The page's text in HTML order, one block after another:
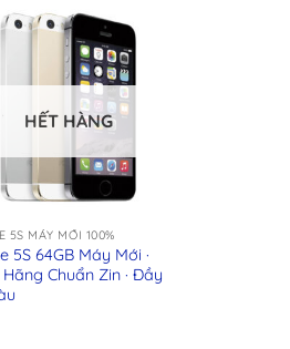
HẾT HÀNG
5S MÁY MỚI 100%
5S 64GB Máy Mới ·
Hãng Chuẩn Zin · Đầy